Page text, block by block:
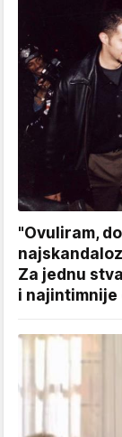
"Ovuliram,
Za jednu
i najintimnije